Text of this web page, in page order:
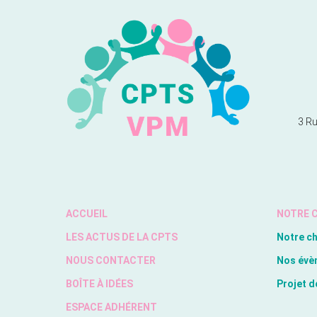
3
ACCUEIL
LES ACTUS DE LA CPTS
NOUS CONTACTER
BOÎTE À IDÉES
ESPACE ADHÉRENT
NOTRE
Notre
Nos
Projet